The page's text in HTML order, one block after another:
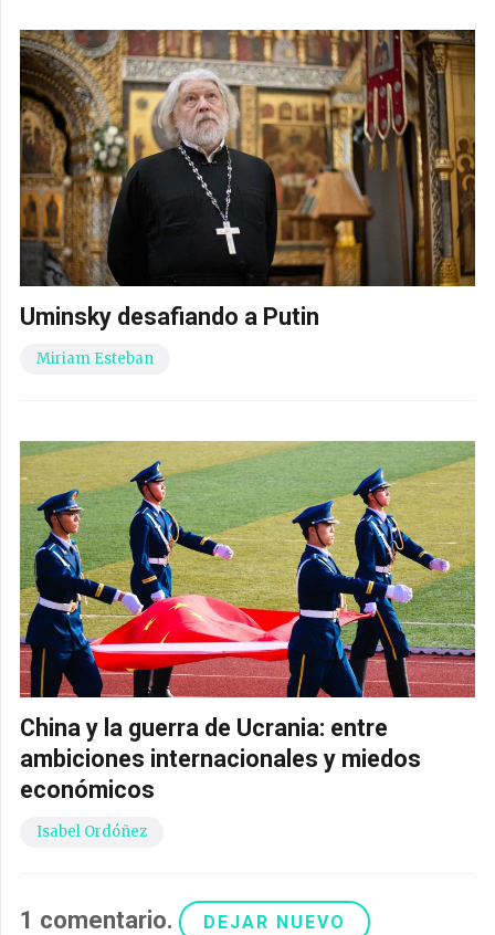
Uminsky desafiando a Putin
Miriam Esteban
China y la guerra de Ucrania: entre
ambiciones internacionales y miedos
económicos
Isabel Ordóñez
1 comentario. DEJAR NUEVO